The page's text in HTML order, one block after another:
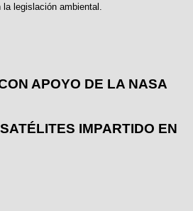
legislación ambiental.
APOYO DE LA NASA
IMPARTIDO EN